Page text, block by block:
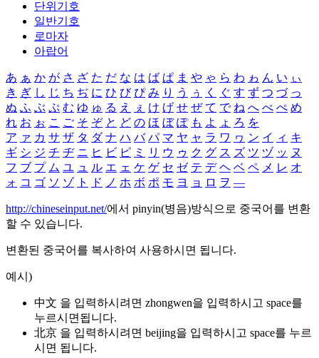
단위기호
일반기호
로마자
아랍어
あ ぁ か が さ ざ た だ な は ば ぱ ま や ゃ ら わ ゎ ん い ぃ
き ぎ し じ ち ぢ に ひ び ぴ み り う ぅ く ぐ す ず つ づ っ
ぬ ふ ぶ ぷ む ゆ ゅ る え ぇ け げ せ ぜ て で ね へ べ ぺ め
れ お ぉ こ ご そ ぞ と ど の ほ ぼ ぽ も よ ょ ろ を
ア ァ カ サ ザ タ ダ ナ ハ バ パ マ ヤ ャ ラ ワ ヮ ン イ ィ キ
ギ シ ジ チ ヂ ニ ヒ ビ ピ ミ リ ウ ゥ ク グ ス ズ ツ ヅ ッ ヌ
フ ブ プ ム ユ ュ ル エ ェ ケ ゲ セ ゼ テ デ ヘ ベ ペ メ レ オ
ォ コ ゴ ソ ゾ ト ド ノ ホ ボ ポ モ ヨ ョ ロ ヲ ―
http://chineseinput.net/에서 pinyin(병음)방식으로 중국어를 변환
할 수 있습니다.
변환된 중국어를 복사하여 사용하시면 됩니다.
예시)
中文 을 입력하시려면 zhongwen을 입력하시고 space를
누르시면됩니다.
北京 을 입력하시려면 beijing을 입력하시고 space를 누르
시면 됩니다.